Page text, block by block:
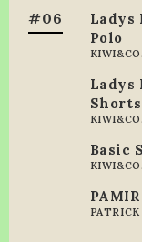
#06
Ladys
Polo
KIWI&CO.
Ladys
Shorts
KIWI&CO.
Basic
KIWI&CO.